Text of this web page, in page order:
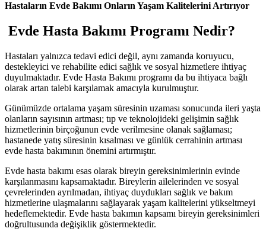
Hastaların Evde Bakımı Onların Yaşam Kalitelerini Artırıyor
Evde Hasta Bakımı Programı Nedir?
Hastaları yalnızca tedavi edici değil, aynı zamanda koruyucu,
destekleyici ve rehabilite edici sağlık ve sosyal hizmetlere ihtiyaç
duyulmaktadır. Evde Hasta Bakımı programı da bu ihtiyaca bağlı
olarak artan talebi karşılamak amacıyla kurulmuştur.
Günümüzde ortalama yaşam süresinin uzaması sonucunda ileri yaşta
olanların sayısının artması; tıp ve teknolojideki gelişimin sağlık
hizmetlerinin birçoğunun evde verilmesine olanak sağlaması;
hastanede yatış süresinin kısalması ve günlük cerrahinin artması
evde hasta bakımının önemini artırmıştır.
Evde hasta bakımı esas olarak bireyin gereksinimlerinin evinde
karşılanmasını kapsamaktadır. Bireylerin ailelerinden ve sosyal
çevrelerinden ayrılmadan, ihtiyaç duydukları sağlık ve bakım
hizmetlerine ulaşmalarını sağlayarak yaşam kalitelerini yükseltmeyi
hedeflemektedir. Evde hasta bakımın kapsamı bireyin gereksinimleri
doğrultusunda değişiklik göstermektedir.